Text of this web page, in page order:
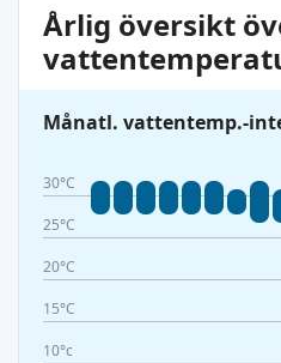
Årlig översikt
Månatl. vattentemp.-
30°C
25°C
20°C
15°C
10°c